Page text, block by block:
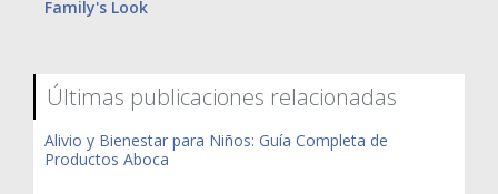
Family's Look
Últimas publicaciones relacionadas
Alivio y Bienestar para Niños: Guía Completa de
Productos Aboca